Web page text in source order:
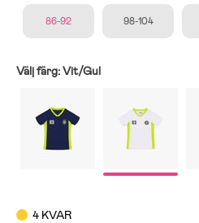
86-92 98-104
Välj färg:Vit/Gul
4 KVAR